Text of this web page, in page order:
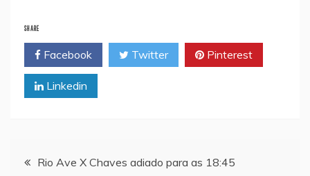
SHARE
Facebook Twitter Pinterest
Linkedin
Navegação
Rio Ave X Chaves adiado para as 18:45